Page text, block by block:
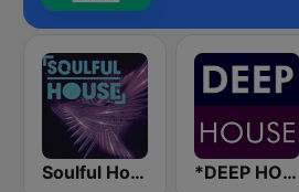
Soulful House *DEEP HOUSE